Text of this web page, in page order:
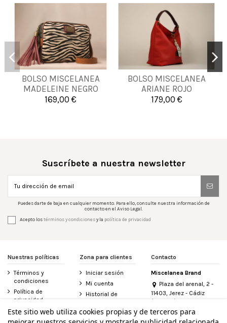
BOLSO MISCELANEA
MADELEINE NEGRO
169,00 €
UNICA
Añadir al carrito
BOLSO MISCELANEA
ARIANE ROJO
179,00 €
UNICA
Añadir al carrito
Suscríbete a nuestra newsletter
Puedes darte de baja en cualquier momento. Para ello, consulte nuestra información de
contacto en el Aviso Legal.
Acepto lostérminos y condicionesy la política de privacidad
Nuestras políticas
Términos y
condiciones
Política de
privacidad
Aviso legal
Política de
Zona para clientes
Iniciar sesión
Mi cuenta
Historial de
Contacte con
nosotros
Contacto
Miscelanea Brand
Plaza del arenal, 2 -
11403, Jerez - Cádiz
(España)
956 155 340
Este sitio web utiliza cookies propias y de terceros para